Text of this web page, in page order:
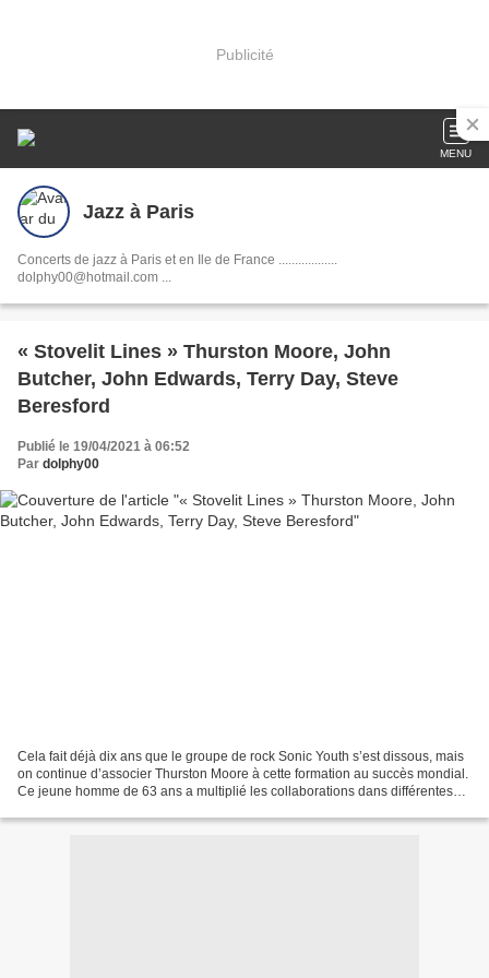
Publicité
MENU
Jazz à Paris
Concerts de jazz à Paris et en Ile de France ..................
dolphy00@hotmail.com ...
« Stovelit Lines » Thurston Moore, John
Butcher, John Edwards, Terry Day, Steve
Beresford
Publié le 19/04/2021 à 06:52
Par dolphy00
Cela fait déjà dix ans que le groupe de rock Sonic Youth s’est dissous, mais
on continue d’associer Thurston Moore à cette formation au succès mondial.
Ce jeune homme de 63 ans a multiplié les collaborations dans différentes